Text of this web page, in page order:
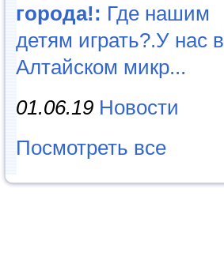
города!: Где нашим
детям играть?.У нас в
Алтайском микр...
01.06.19 Новости
Посмотреть все